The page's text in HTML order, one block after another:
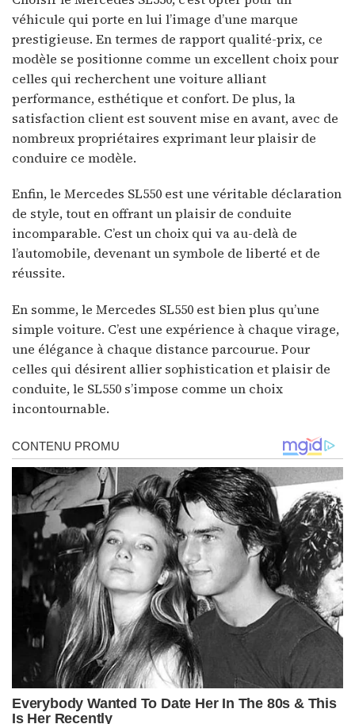
véhicule qui porte en lui l’image d’une marque
prestigieuse. En termes de rapport qualité-prix, ce
modèle se positionne comme un excellent choix pour
celles qui recherchent une voiture alliant
performance, esthétique et confort. De plus, la
satisfaction client est souvent mise en avant, avec de
nombreux propriétaires exprimant leur plaisir de
conduire ce modèle.
Enfin, le Mercedes SL550 est une véritable déclaration
de style, tout en offrant un plaisir de conduite
incomparable. C’est un choix qui va au-delà de
l’automobile, devenant un symbole de liberté et de
réussite.
En somme, le Mercedes SL550 est bien plus qu’une
simple voiture. C’est une expérience à chaque virage,
une élégance à chaque distance parcourue. Pour
celles qui désirent allier sophistication et plaisir de
conduite, le SL550 s’impose comme un choix
incontournable.